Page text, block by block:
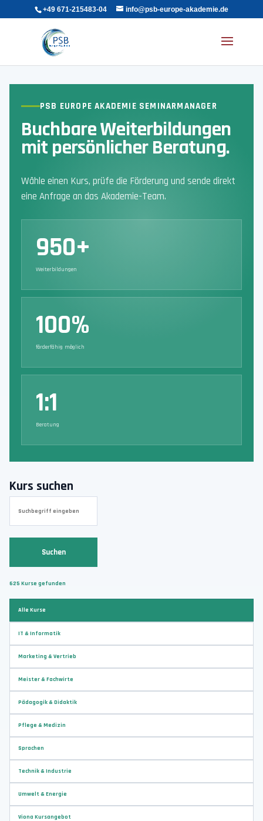
+49 671-215483-04 info@psb-europe-akademie.de
PSB EUROPE AKADEMIE SEMINARMANAGER
Buchbare Weiterbildungen
mit persönlicher Beratung.
Wähle einen Kurs, prüfe die Förderung und sende direkt
eine Anfrage an das Akademie-Team.
950+
Weiterbildungen
100%
förderfähig möglich
1:1
Beratung
Kurs suchen
Suchen
625 Kurse gefunden
Alle Kurse
IT & Informatik
Marketing & Vertrieb
Meister & Fachwirte
Pädagogik & Didaktik
Pflege & Medizin
Sprachen
Technik & Industrie
Umwelt & Energie
Viona Kursangebot